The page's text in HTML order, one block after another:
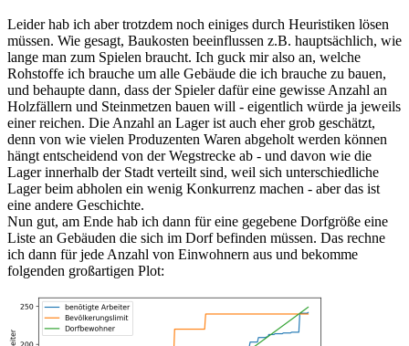
Leider hab ich aber trotzdem noch einiges durch Heuristiken lösen
müssen. Wie gesagt, Baukosten beeinflussen z.B. hauptsächlich, wie
lange man zum Spielen braucht. Ich guck mir also an, welche
Rohstoffe ich brauche um alle Gebäude die ich brauche zu bauen,
und behaupte dann, dass der Spieler dafür eine gewisse Anzahl an
Holzfällern und Steinmetzen bauen will - eigentlich würde ja jeweils
einer reichen. Die Anzahl an Lager ist auch eher grob geschätzt,
denn von wie vielen Produzenten Waren abgeholt werden können
hängt entscheidend von der Wegstrecke ab - und davon wie die
Lager innerhalb der Stadt verteilt sind, weil sich unterschiedliche
Lager beim abholen ein wenig Konkurrenz machen - aber das ist
eine andere Geschichte.
Nun gut, am Ende hab ich dann für eine gegebene Dorfgröße eine
Liste an Gebäuden die sich im Dorf befinden müssen. Das rechne
ich dann für jede Anzahl von Einwohnern aus und bekomme
folgenden großartigen Plot: